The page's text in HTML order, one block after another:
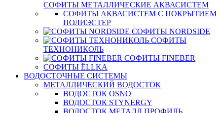
СОФИТЫ МЕТАЛЛИЧЕСКИЕ АКВАСИСТЕМ
СОФИТЫ АКВАСИСТЕМ С ПОКРЫТИЕМ
ПОЛИЭСТЕР
СОФИТЫ NORDSIDE
СОФИТЫ
ТЕХНОНИКОЛЬ
СОФИТЫ FINEBER
СОФИТЫ ЁLLKA
ВОДОСТОЧНЫЕ СИСТЕМЫ
МЕТАЛЛИЧЕСКИЙ ВОДОСТОК
ВОДОСТОК OSNO
ВОДОСТОК STYNERGY
ВОДОСТОК МЕТАЛЛ ПРОФИЛЬ